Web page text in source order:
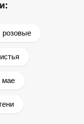
розовые
мае